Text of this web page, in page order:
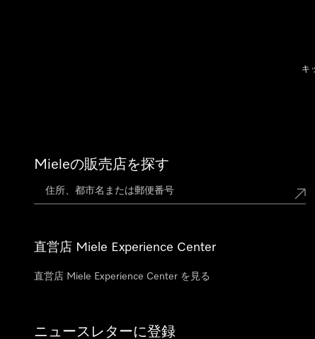
キ
Mieleの販売店を探す
直営店 Miele Experience Center
直営店 Miele Experience Center を見る
ニュースレターに登録